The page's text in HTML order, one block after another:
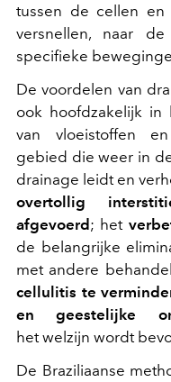
tussen de cellen en
versnellen, naar
specifieke
De voordelen van
ook hoofdzakelijk in
van vloeistoffen
gebied die weer in
drainage leidt en
overtollig
afgevoerd; het
de belangrijke
met andere
cellulitis te
en geestelijke
het welzijn wordt
De Braziliaanse